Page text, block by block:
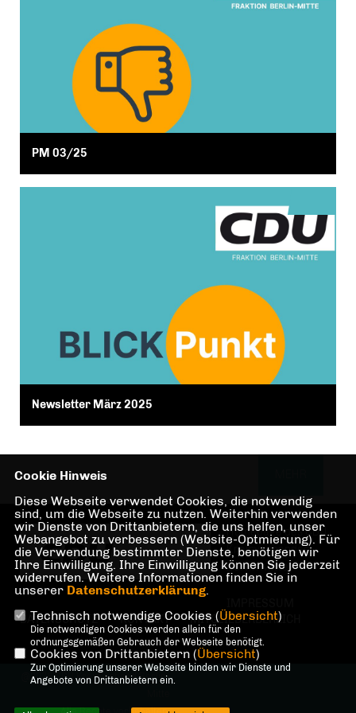
PM 03/25
Newsletter März 2025
Homepage des CDU
Kreisverbandes
Berlin Mitte
DATENSCHUTZ
KONTAKT MITGLIEDERBEREICH
@2026 CDU Kreisverband Berlin-
Cookie Hinweis
Diese Webseite verwendet Cookies, die notwendig
sind, um die Webseite zu nutzen. Weiterhin verwenden
wir Dienste von Drittanbietern, die uns helfen, unser
Webangebot zu verbessern (Website-Optmierung). Für
die Verwendung bestimmter Dienste, benötigen wir
Ihre Einwilligung. Ihre Einwilligung können Sie jederzeit
widerrufen. Weitere Informationen finden Sie in
unserer Datenschutzerklärung.
Technisch notwendige Cookies (Übersicht)
Die notwendigen Cookies werden allein für den
ordnungsgemäßen Gebrauch der Webseite benötigt.
Cookies von Drittanbietern (Übersicht)
Zur Optimierung unserer Webseite binden wir Dienste und
Angebote von Drittanbietern ein.